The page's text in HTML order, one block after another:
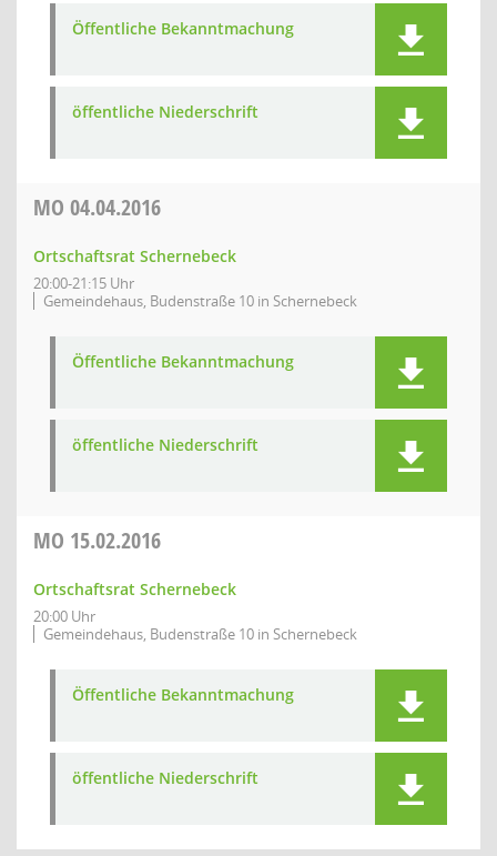
Öffentliche Bekanntmachung
öffentliche Niederschrift
MO 04.04.2016
Ortschaftsrat Schernebeck
20:00-21:15 Uhr
Gemeindehaus, Budenstraße 10 in Schernebeck
Öffentliche Bekanntmachung
öffentliche Niederschrift
MO 15.02.2016
Ortschaftsrat Schernebeck
20:00 Uhr
Gemeindehaus, Budenstraße 10 in Schernebeck
Öffentliche Bekanntmachung
öffentliche Niederschrift